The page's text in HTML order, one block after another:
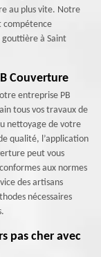
au plus vite. Notre
compétence
gouttière à Saint
Couverture
entreprise PB
tous vos travaux de
nettoyage de votre
qualité, l’application
peut vous
aux normes
des artisans
nécessaires
pas cher avec